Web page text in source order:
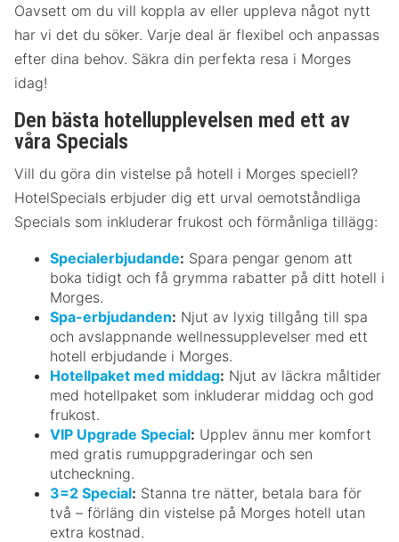
Oavsett om du vill koppla av eller uppleva något nytt
har vi det du söker. Varje deal är flexibel och anpassas
efter dina behov. Säkra din perfekta resa i Morges
idag!
Den bästa hotellupplevelsen med ett av
våra Specials
Vill du göra din vistelse på hotell i Morges speciell?
HotelSpecials erbjuder dig ett urval oemotståndliga
Specials som inkluderar frukost och förmånliga tillägg:
Specialerbjudande: Spara pengar genom att
boka tidigt och få grymma rabatter på ditt hotell i
Morges.
Spa-erbjudanden: Njut av lyxig tillgång till spa
och avslappnande wellnessupplevelser med ett
hotell erbjudande i Morges.
Hotellpaket med middag: Njut av läckra måltider
med hotellpaket som inkluderar middag och god
frukost.
VIP Upgrade Special: Upplev ännu mer komfort
med gratis rumuppgraderingar och sen
utcheckning.
3=2 Special: Stanna tre nätter, betala bara för
två – förläng din vistelse på Morges hotell utan
extra kostnad.